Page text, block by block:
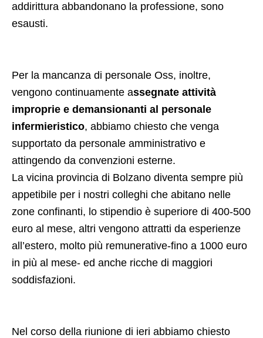
addirittura abbandonano la professione, sono
esausti.
Per la mancanza di personale Oss, inoltre,
vengono continuamente assegnate attività
improprie e demansionanti al personale
infermieristico, abbiamo chiesto che venga
supportato da personale amministrativo e
attingendo da convenzioni esterne.
La vicina provincia di Bolzano diventa sempre più
appetibile per i nostri colleghi che abitano nelle
zone confinanti, lo stipendio è superiore di 400-500
euro al mese, altri vengono attratti da esperienze
all’estero, molto più remunerative-fino a 1000 euro
in più al mese- ed anche ricche di maggiori
soddisfazioni.
Nel corso della riunione di ieri abbiamo chiesto